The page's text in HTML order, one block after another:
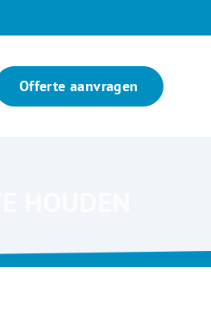
Offerte aanvragen